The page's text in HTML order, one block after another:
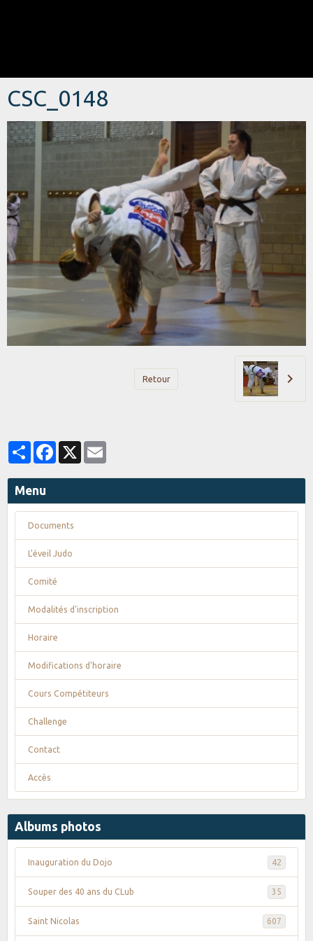
CSC_0148
Retour
PartagerFacebook
X
Menu
Documents
L'éveil Judo
Comité
Modalités d'inscription
Horaire
Modifications d'horaire
Cours Compétiteurs
Challenge
Contact
Accès
Albums photos
Inauguration du Dojo 42
Souper des 40 ans du CLub 35
Saint Nicolas 607